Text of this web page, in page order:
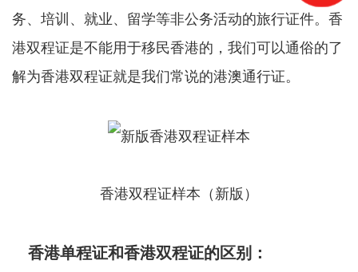
务、培训、就业、留学等非公务活动的旅行证件。香
港双程证是不能用于移民香港的，我们可以通俗的了
解为香港双程证就是我们常说的港澳通行证。
香港双程证样本（新版）
香港单程证和香港双程证的区别：